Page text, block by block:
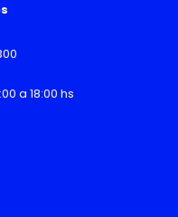
a 18:00 hs